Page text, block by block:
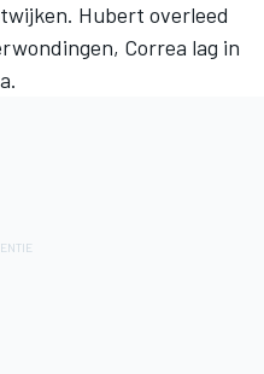
Hubert overleed
Correa lag in